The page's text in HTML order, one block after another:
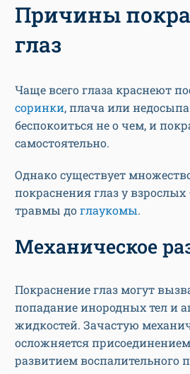
Причины
глаз
Чаще всего глаза краснеют
соринки, плача или
беспокоиться не о чем, и
самостоятельно.
Однако существует
покраснения глаз у
травмы доглаукомы.
Механическое
Покраснение глаз могут
попадание инородных тел и
жидкостей. Зачастую
осложняется
развитием воспалительного